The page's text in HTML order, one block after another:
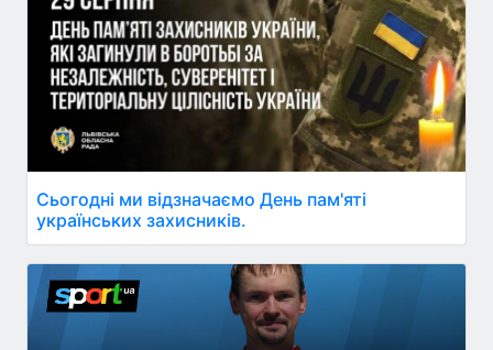
Сьогодні ми відзначаємо День пам'яті
українських захисників.